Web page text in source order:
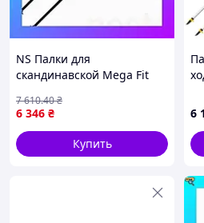
NS Палки для
скандинавской Mega Fit
Vario Alu +200 GR (SW20 05)
Nes22/Q
6 346 ₴
7 610.40₴
Купить
6